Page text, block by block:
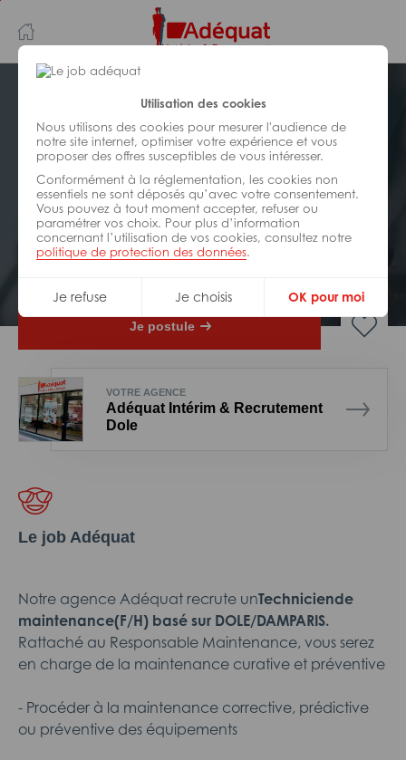
Utilisation des cookies
Nous utilisons des cookies pour mesurer l'audience de
notre site internet, optimiser votre expérience et vous
proposer des offres susceptibles de vous intéresser.
Conformément à la réglementation, les cookies non
essentiels ne sont déposés qu’avec votre consentement.
Vous pouvez à tout moment accepter, refuser ou
paramétrer vos choix. Pour plus d’information
concernant l’utilisation de vos cookies, consultez notre
politique de protection des données.
Je refuse Je choisis OK pour moi
au
contenu
principal
navigation
INDUSTRIE/FABRICATION/
TRANSFORMATION
Réf : 0LQ-315442
Technicien de maintenance H/F
CDI Damparis
Je postule
VOTRE AGENCE
Adéquat Intérim & Recrutement
Dole
Le job Adéquat
Notre agence Adéquat recrute unTechniciende
maintenance(F/H) basé sur DOLE/DAMPARIS.
Rattaché au Responsable Maintenance, vous serez
en charge de la maintenance curative et préventive
- Procéder à la maintenance corrective, prédictive
ou préventive des équipements